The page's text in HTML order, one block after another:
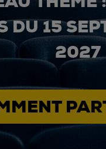
DU 15
2027